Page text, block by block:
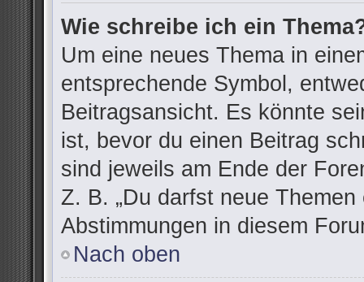
Wie schreibe ich ein
Um eine neues Thema in
entsprechende Symbol,
Beitragsansicht. Es könnte
ist, bevor du einen Beitrag
sind jeweils am Ende der
Z. B. „Du darfst neue Themen
Abstimmungen in diesem
Nach oben